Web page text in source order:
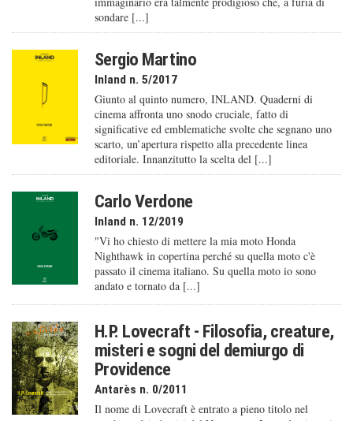
sondare [...]
Sergio Martino
Inland n. 5/2017
Giunto al quinto numero, INLAND. Quaderni di
cinema affronta uno snodo cruciale, fatto di
significative ed emblematiche svolte che segnano uno
scarto, un’apertura rispetto alla precedente linea
editoriale. Innanzitutto la scelta del [...]
Carlo Verdone
Inland n. 12/2019
"Vi ho chiesto di mettere la mia moto Honda
Nighthawk in copertina perché su quella moto c'è
passato il cinema italiano. Su quella moto io sono
andato e tornato da [...]
H.P. Lovecraft - Filosofia, creature,
misteri e sogni del demiurgo di
Providence
Antarès n. 0/2011
Il nome di Lovecraft è entrato a pieno titolo nel